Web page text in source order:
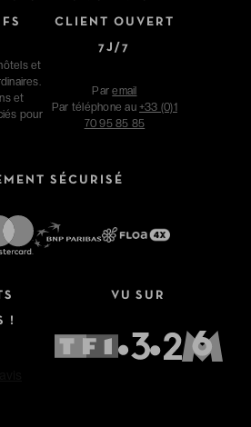
et
et
pour
CLIENT OUVERT
7J/7
Paremail
Par téléphone au +33 (0)1
70 95 85 85
SÉCURISÉ
!
VU SUR